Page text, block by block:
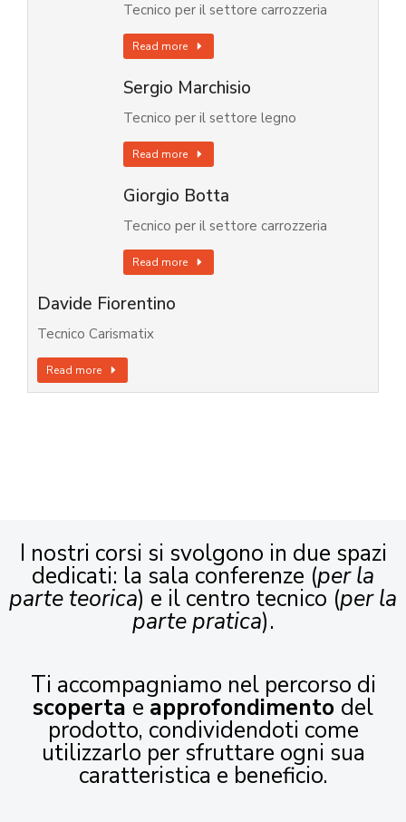
Tecnico per il settore carrozzeria
Read more
Sergio Marchisio
Tecnico per il settore legno
Read more
Giorgio Botta
Tecnico per il settore carrozzeria
Read more
Davide Fiorentino
Tecnico Carismatix
Read more
I nostri corsi si svolgono in due spazi
dedicati: la sala conferenze (per la
parte teorica) e il centro tecnico (per la
parte pratica).
Ti accompagniamo nel percorso di
scoperta e approfondimento del
prodotto, condividendoti come
utilizzarlo per sfruttare ogni sua
caratteristica e beneficio.